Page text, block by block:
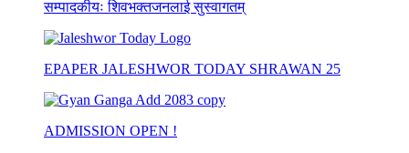
सम्पादकीयः शिवभक्तजनलाई सुस्वागतम्
EPAPER JALESHWOR TODAY SHRAWAN 25
ADMISSION OPEN !